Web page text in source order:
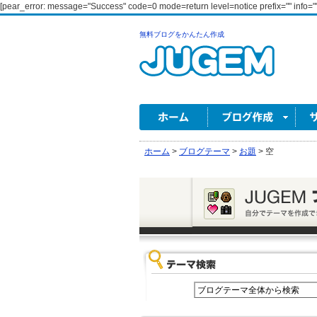
[pear_error: message="Success" code=0 mode=return level=notice prefix=""
無料ブログをかんたん作成
ホーム > ブログテーマ > お題 > 空